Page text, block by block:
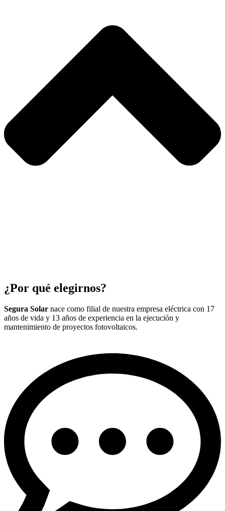
¿Por qué elegirnos?
Segura Solar nace como filial de nuestra empresa eléctrica con 17
años de vida y 13 años de experiencia en la ejecución y
mantenimiento de proyectos fotovoltaicos.